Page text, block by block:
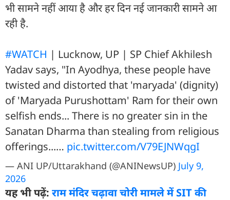
भी सामने नहीं आया है और हर दिन नई जानकारी सामने आ
रही है.
#WATCH | Lucknow, UP | SP Chief Akhilesh
Yadav says, "In Ayodhya, these people have
twisted and distorted that 'maryada' (dignity)
of 'Maryada Purushottam' Ram for their own
selfish ends... There is no greater sin in the
Sanatan Dharma than stealing from religious
offerings...… pic.twitter.com/V79EJNWqgI
— ANI UP/Uttarakhand (@ANINewsUP) July 9,
2026
यह भी पढ़ें: राम मंदिर चढ़ावा चोरी मामले में SIT की